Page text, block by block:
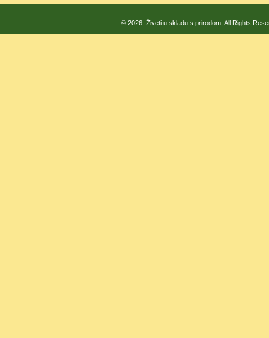
© 2026: Živeti u skladu s prirodom, All Rights